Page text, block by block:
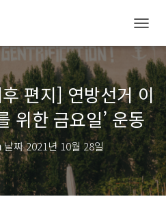
비
게
이
션
토
글
편지] 연방선거 이
위한 금요일’ 운동
날짜2021년 10월 28일